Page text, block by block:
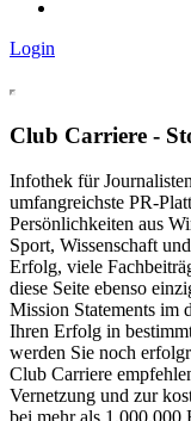
Login
Club Carriere -
Infothek für
umfangreichste PR-
Persönlichkeiten aus
Sport, Wissenschaft
Erfolg, viele
diese Seite ebenso
Mission Statements im
Ihren Erfolg in
werden Sie noch
Club Carriere
Vernetzung und zur